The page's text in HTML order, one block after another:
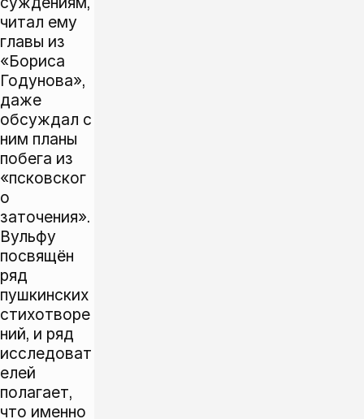
читал ему
главы из
«Бориса
Годунова»,
даже
обсуждал с
ним планы
побега из
«псковског
о
заточения».
Вульфу
посвящён
ряд
пушкинских
стихотворе
ний, и ряд
исследоват
елей
полагает,
что именно